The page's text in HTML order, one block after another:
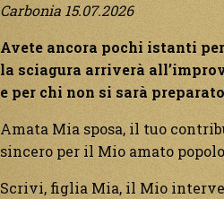
Carbonia 15.07.2026
Avete ancora pochi istanti
la sciagura arriverà
e per chi non si sarà
Amata Mia sposa, il tuo
sincero per il Mio amato
Scrivi, figlia Mia, il Mio